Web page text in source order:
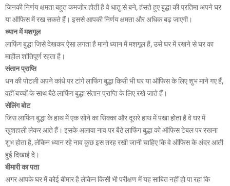
जिनकी निर्णय क्षमता बहुत कमजोर होती है वे धातु से बने, हंसते हुए बुद्धा की प्रतिमा अपने घर
या ऑफिस में रख सकते हैं। इससे आपकी निर्णय क्षमता और अधिक बढ़ जाएगी।
ध्यान में मशगूल
लाफिंग बुद्धा जिसे देखकर ऐसा लगता है मानो ध्यान में मशगूल है, उसे घर में रखने से घर का
माहौल शांतिपूर्ण रहता है।
संतान प्राप्ति
धन की पोटली अपने कांधे पर टांगे लाफिंग बुद्धा किसी भी घर या ऑफिस के लिए शुभ माने गए हैं,
वहीं बच्चों के साथ बैठे लाफिंग बुद्धा संतान प्राप्ति के लिए रखे जाते हैं।
सेलिंग बोट
जिस लाफिंग बुद्धा के हाथ में एक सोने का सिक्का और दूसरे हाथ में पंखा होता है वे घर में
खुशहाली लेकर आते हैं। इसके अलावा नाव पर बैठे लाफिंग बुद्धा को ऑफिस टेबल पर रखना
शुभ होता है, लेकिन ध्यान रहे नाव कुछ इस तरह रखी जानी चाहिए कि वे ऑफिस के अंदर आती
हुई दिखाई दे।
बीमारी का पता
अगर आपके घर में कोई बीमार है लेकिन किसी भी परीक्षण में यह साबित नहीं हो पा रहा कि